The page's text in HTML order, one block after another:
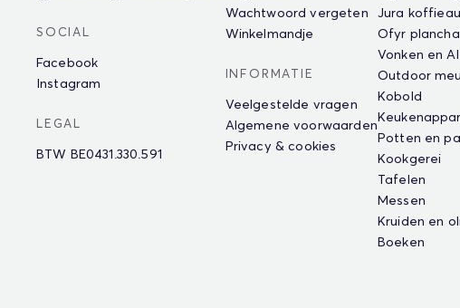
SOCIAL
Facebook
Instagram
LEGAL
BTW BE0431.330.591
Wachtwoord vergeten
Winkelmandje
INFORMATIE
Veelgestelde vragen
Algemene voorwaarden
Privacy & cookies
Jura
Ofyr
Vonken en
Outdoor
Kobold
Potten en
Kookgerei
Tafelen
Messen
Kruiden en
Boeken